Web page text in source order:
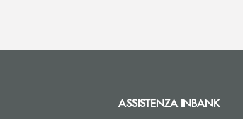
ASSISTENZA INBANK